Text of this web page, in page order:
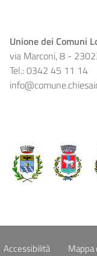
Unione dei Comuni
via Marconi, 8 -
Tel.: 0342 45 11 14
Accessibilità Mappa